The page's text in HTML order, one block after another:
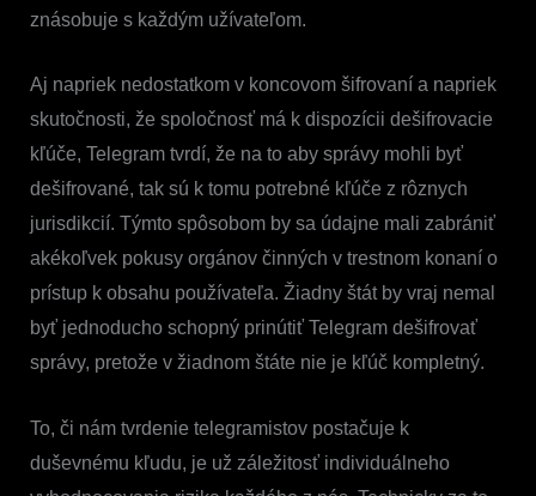
znásobuje s každým užívateľom.
Aj napriek nedostatkom v koncovom šifrovaní a napriek
skutočnosti, že spoločnosť má k dispozícii dešifrovacie
kľúče, Telegram tvrdí, že na to aby správy mohli byť
dešifrované, tak sú k tomu potrebné kľúče z rôznych
jurisdikcií. Týmto spôsobom by sa údajne mali zabrániť
akékoľvek pokusy orgánov činných v trestnom konaní o
prístup k obsahu používateľa. Žiadny štát by vraj nemal
byť jednoducho schopný prinútiť Telegram dešifrovať
správy, pretože v žiadnom štáte nie je kľúč kompletný.
To, či nám tvrdenie telegramistov postačuje k
duševnému kľudu, je už záležitosť individuálneho